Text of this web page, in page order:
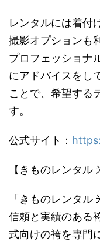
レンタルには着付
撮影オプションも
プロフェッショナ
にアドバイスをし
ことで、希望する
す。
公式サイト：
【きものレンタル
「きものレンタ
信頼と実績のある
式向けの袴を専門